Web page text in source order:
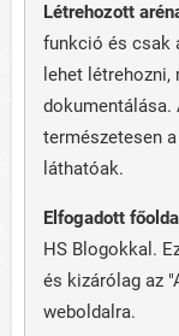
Létrehozott
funkció és csak
lehet létrehozni,
dokumentálása.
természetesen
láthatóak.
Elfogadott
HS Blogokkal.
és kizárólag az
weboldalra.